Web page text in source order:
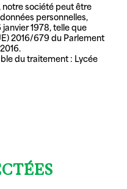
notre société peut être
personnelles,
1978, telle que
2016/679 du Parlement
du traitement : Lycée